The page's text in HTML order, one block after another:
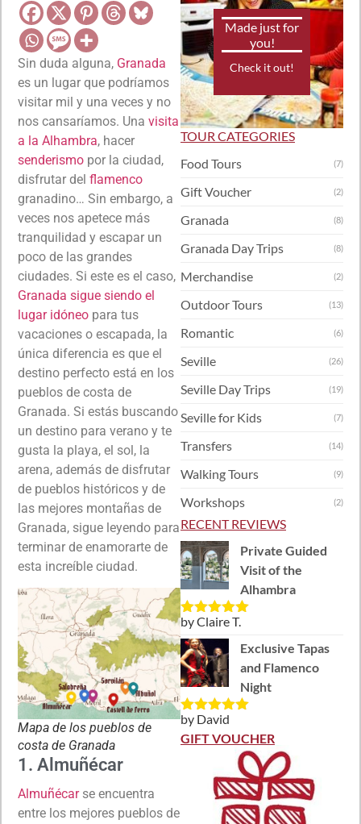
Sin duda alguna, Granada
es un lugar que podríamos
visitar mil y una veces y no
nos cansaríamos. Una visita
a la Alhambra, hacer
senderismo por la ciudad,
disfrutar del flamenco
granadino… Sin embargo, a
veces nos apetece más
tranquilidad y escapar un
poco de las grandes
ciudades. Si este es el caso,
Granada sigue siendo el
lugar idóneo para tus
vacaciones o escapada, la
única diferencia es que el
destino perfecto está en los
pueblos de costa de
Granada. Si estás buscando
un destino para verano y te
gusta la playa, el sol, la
arena, además de disfrutar
de pueblos históricos y de
las mejores montañas de
Granada, sigue leyendo para
terminar de enamorarte de
esta increíble ciudad.
Mapa de los pueblos de
costa de Granada
1. Almuñécar
Almuñécarse encuentra
entre los mejores pueblos de
Made just for
you!
Check it out!
TOUR CATEGORIES
Food Tours
(7)
Gift Voucher (2)
Granada (8)
Granada Day Trips (8)
Merchandise (2)
Outdoor Tours (13)
Romantic (6)
Seville (26)
Seville Day Trips (19)
Seville for Kids (7)
Transfers (14)
Walking Tours (9)
Workshops (2)
RECENT REVIEWS
Private Guided
Visit of the
Alhambra
Rated5out
of 5
by Claire T.
Exclusive Tapas
and Flamenco
Night
Rated5out
of 5
by David
GIFT VOUCHER